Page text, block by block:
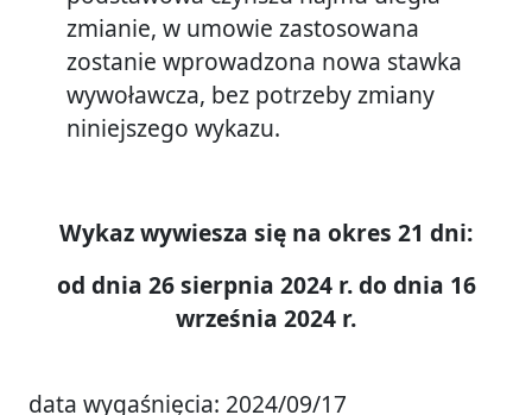
zmianie, w umowie zastosowana
zostanie wprowadzona nowa stawka
wywoławcza, bez potrzeby zmiany
niniejszego wykazu.
Wykaz wywiesza się na okres 21 dni:
od dnia 26 sierpnia 2024 r. do dnia 16
września 2024 r.
data wygaśnięcia: 2024/09/17